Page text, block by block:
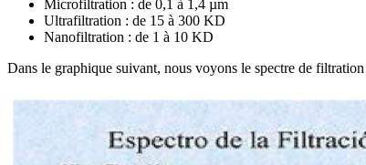
Microfiltration : de 0,1 à 1,4 µm
Ultrafiltration : de 15 à 300 KD
Nanofiltration : de 1 à 10 KD
Dans le graphique suivant, nous voyons le spectre de